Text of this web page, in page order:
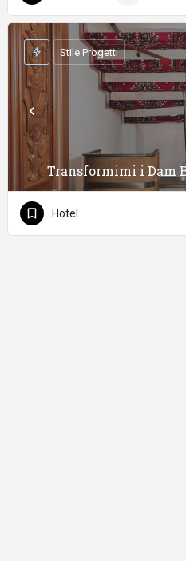
Transformimi i Dam
Stile Progetti
Hotel